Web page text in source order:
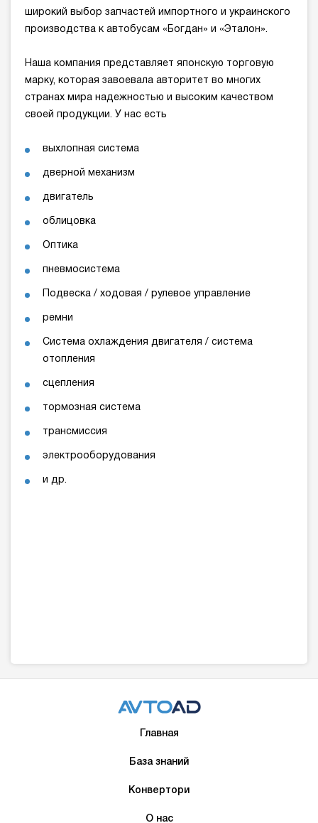
широкий выбор запчастей импортного и украинского
производства к автобусам «Богдан» и «Эталон».
Наша компания представляет японскую торговую
марку, которая завоевала авторитет во многих
странах мира надежностью и высоким качеством
своей продукции. У нас есть
выхлопная система
дверной механизм
двигатель
облицовка
Оптика
пневмосистема
Подвеска / ходовая / рулевое управление
ремни
Система охлаждения двигателя / система
отопления
сцепления
тормозная система
трансмиссия
электрооборудования
и др.
Главная
База знаний
Конвертори
О нас